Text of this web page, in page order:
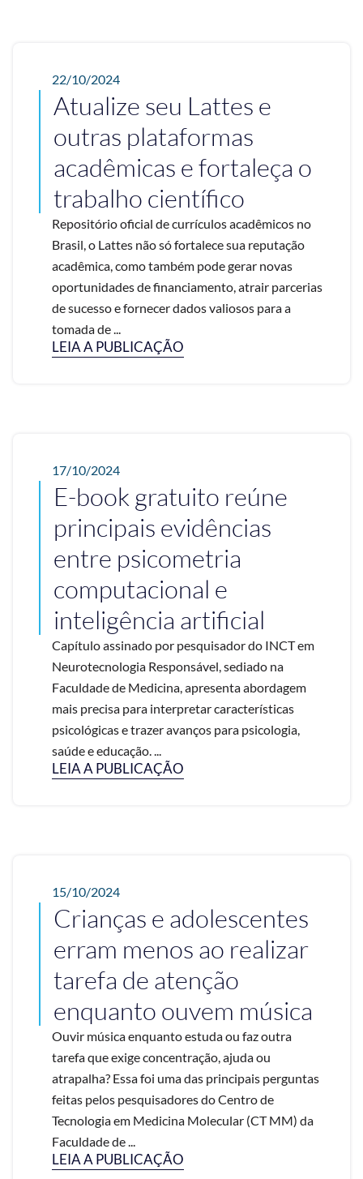
22/10/2024
Atualize seu Lattes e
outras plataformas
acadêmicas e fortaleça o
trabalho científico
Repositório oficial de currículos acadêmicos no
Brasil, o Lattes não só fortalece sua reputação
acadêmica, como também pode gerar novas
oportunidades de financiamento, atrair parcerias
de sucesso e fornecer dados valiosos para a
tomada de ...
LEIA A PUBLICAÇÃO
17/10/2024
E-book gratuito reúne
principais evidências
entre psicometria
computacional e
inteligência artificial
Capítulo assinado por pesquisador do INCT em
Neurotecnologia Responsável, sediado na
Faculdade de Medicina, apresenta abordagem
mais precisa para interpretar características
psicológicas e trazer avanços para psicologia,
saúde e educação. ...
LEIA A PUBLICAÇÃO
15/10/2024
Crianças e adolescentes
erram menos ao realizar
tarefa de atenção
enquanto ouvem música
Ouvir música enquanto estuda ou faz outra
tarefa que exige concentração, ajuda ou
atrapalha? Essa foi uma das principais perguntas
feitas pelos pesquisadores do Centro de
Tecnologia em Medicina Molecular (CT MM) da
Faculdade de ...
LEIA A PUBLICAÇÃO